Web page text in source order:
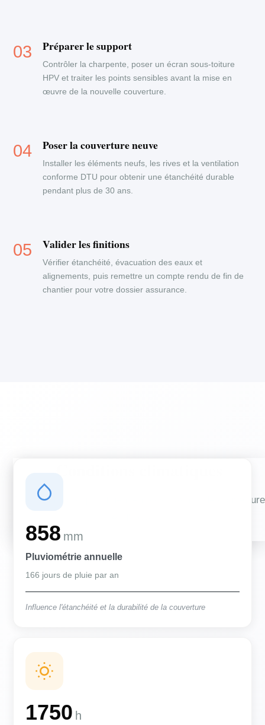
Préparer le support
Contrôler la charpente, poser un écran sous-toiture
HPV et traiter les points sensibles avant la mise en
œuvre de la nouvelle couverture.
Poser la couverture neuve
Installer les éléments neufs, les rives et la ventilation
conforme DTU pour obtenir une étanchéité durable
pendant plus de 30 ans.
Valider les finitions
Vérifier étanchéité, évacuation des eaux et
alignements, puis remettre un compte rendu de fin de
chantier pour votre dossier assurance.
Des conditions qui influencent vos travaux de couverture
858 mm
Pluviométrie annuelle
166 jours de pluie par an
Influence l'étanchéité et la durabilité de la couverture
1750 h